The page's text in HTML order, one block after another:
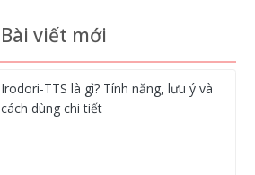
Bài viết mới
Irodori-TTS là gì? Tính năng, lưu ý và
cách dùng chi tiết